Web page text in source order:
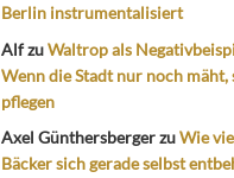
Berlin instrumentalisiert
AlfzuWaltrop als
Wenn die Stadt nur noch mäht,
pflegen
Axel GünthersbergerzuWie
Bäcker sich gerade selbst